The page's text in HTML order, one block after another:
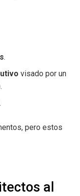
.
visado por un
.
pero estos
al